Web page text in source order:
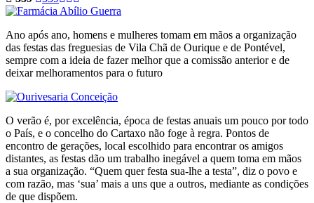
Ano após ano, homens e mulheres tomam em mãos a organização
das festas das freguesias de Vila Chã de Ourique e de Pontével,
sempre com a ideia de fazer melhor que a comissão anterior e de
deixar melhoramentos para o futuro
O verão é, por excelência, época de festas anuais um pouco por todo
o País, e o concelho do Cartaxo não foge à regra. Pontos de
encontro de gerações, local escolhido para encontrar os amigos
distantes, as festas dão um trabalho inegável a quem toma em mãos
a sua organização. “Quem quer festa sua-lhe a testa”, diz o povo e
com razão, mas ‘sua’ mais a uns que a outros, mediante as condições
de que dispõem.